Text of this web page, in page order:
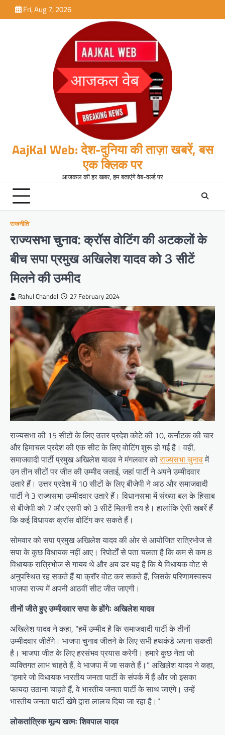
to
Fri, Aug 7, 2026
AajKal Web: देश-दुनिया की ताज़ा खबरें, बस
एक क्लिक पर
आजकल की हर खबर, हम बताएंगे वेब-वर्ल्ड पर
राजनीति
राज्यसभा चुनाव: क्रॉस वोटिंग की अटकलों के
बीच सपा प्रमुख अखिलेश यादव को 3 सीटें
मिलने की उम्मीद
Rahul Chandel 27 February 2024
राज्यसभा की 15 सीटों के लिए उत्तर प्रदेश कोटे की 10, कर्नाटक की चार
और हिमाचल प्रदेश की एक सीट के लिए वोटिंग शुरू हो गई है। वहीं,
समाजवादी पार्टी प्रमुख अखिलेश यादव ने मंगलवार कोराज्यसभा चुनावमें
उन तीन सीटों पर जीत की उम्मीद जताई, जहां पार्टी ने अपने उम्मीदवार
उतारे हैं। उत्तर प्रदेश में 10 सीटों के लिए बीजेपी ने आठ और समाजवादी
पार्टी ने 3 राज्यसभा उम्मीदवार उतारे हैं। विधानसभा में संख्या बल के हिसाब
से बीजेपी को 7 और एसपी को 3 सीटें मिलनी तय है। हालांकि ऐसी खबरें हैं
कि कई विधायक क्रॉस वोटिंग कर सकते हैं।
सोमवार को सपा प्रमुख अखिलेश यादव की ओर से आयोजित रात्रिभोज से
सपा के कुछ विधायक नहीं आए। रिपोर्टों से पता चलता है कि कम से कम 8
विधायक रात्रिभोज से गायब थे और अब डर यह है कि ये विधायक वोट से
अनुपस्थित रह सकते हैं या क्रॉर वोट कर सकते हैं, जिसके परिणामस्वरूप
भाजपा राज्य में अपनी आठवीं सीट जीत जाएगी।
तीनों जीते हुए उम्मीदवार सपा के होंगेः अखिलेश यादव
अखिलेश यादव ने कहा, “हमें उम्मीद है कि समाजवादी पार्टी के तीनों
उम्मीदवार जीतेंगे। भाजपा चुनाव जीतने के लिए सभी हथकंडे अपना सकती
है। भाजपा जीत के लिए हरसंभव प्रयास करेगी। हमारे कुछ नेता जो
व्यक्तिगत लाभ चाहते हैं, वे भाजपा में जा सकते हैं।” अखिलेश यादव ने कहा,
“हमारे जो विधायक भारतीय जनता पार्टी के संपर्क में हैं और जो इसका
फायदा उठाना चाहते हैं, वे भारतीय जनता पार्टी के साथ जाएंगे। उन्हें
भारतीय जनता पार्टी खेमे द्वारा लालच दिया जा रहा है।”
लोकतांत्रिक मूल्य खत्मः शिवपाल यादव